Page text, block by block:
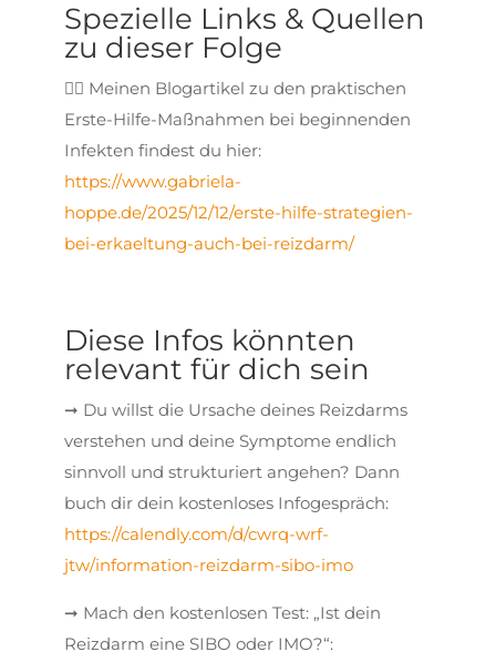
Spezielle Links & Quellen
zu dieser Folge
👉🏼 Meinen Blogartikel zu den praktischen
Erste-Hilfe-Maßnahmen bei beginnenden
Infekten findest du hier:
https://www.gabriela-
hoppe.de/2025/12/12/erste-hilfe-strategien-
bei-erkaeltung-auch-bei-reizdarm/
Diese Infos könnten
relevant für dich sein
➞ Du willst die Ursache deines Reizdarms
verstehen und deine Symptome endlich
sinnvoll und strukturiert angehen? Dann
buch dir dein kostenloses Infogespräch:
https://calendly.com/d/cwrq-wrf-
jtw/information-reizdarm-sibo-imo
➞ Mach den kostenlosen Test: „Ist dein
Reizdarm eine SIBO oder IMO?“: